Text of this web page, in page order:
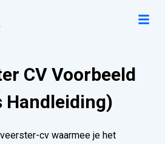
CV Voorbeeld
Handleiding)
cv waarmee je het